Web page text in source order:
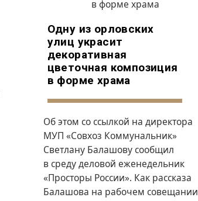
Одну из орловских
улиц украсит
декоративная
цветочная композиция
в форме храма
Об этом со ссылкой на директора
МУП «Совхоз Коммунальник»
Светлану Балашову сообщил
в среду деловой еженедельник
«Просторы России». Как рассказа
Балашова на рабочем совещании